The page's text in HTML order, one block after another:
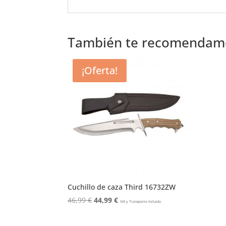
También te
¡Oferta!
Cuchillo de caza Third 16732ZW
46,99€El
44,99€ElIVA y Transporte Incluido